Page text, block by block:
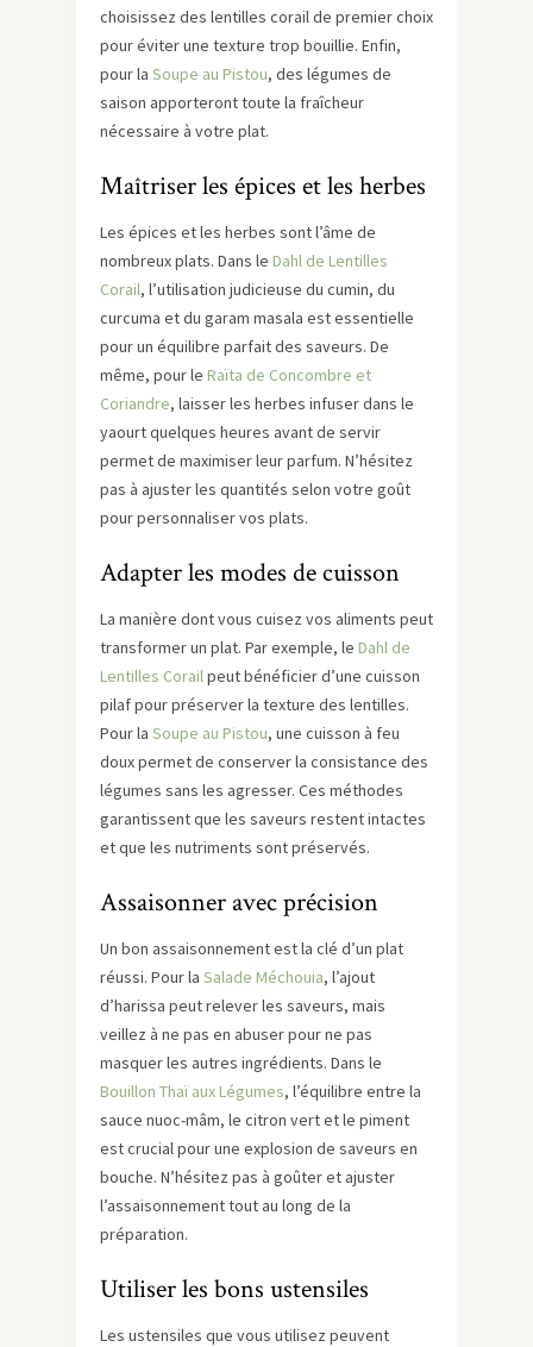
choisissez des lentilles corail de premier choix
pour éviter une texture trop bouillie. Enfin,
pour la Soupe au Pistou, des légumes de
saison apporteront toute la fraîcheur
nécessaire à votre plat.
Maîtriser les épices et les herbes
Les épices et les herbes sont l’âme de
nombreux plats. Dans le Dahl de Lentilles
Corail, l’utilisation judicieuse du cumin, du
curcuma et du garam masala est essentielle
pour un équilibre parfait des saveurs. De
même, pour le Raïta de Concombre et
Coriandre, laisser les herbes infuser dans le
yaourt quelques heures avant de servir
permet de maximiser leur parfum. N’hésitez
pas à ajuster les quantités selon votre goût
pour personnaliser vos plats.
Adapter les modes de cuisson
La manière dont vous cuisez vos aliments peut
transformer un plat. Par exemple, le Dahl de
Lentilles Corailpeut bénéficier d’une cuisson
pilaf pour préserver la texture des lentilles.
Pour la Soupe au Pistou, une cuisson à feu
doux permet de conserver la consistance des
légumes sans les agresser. Ces méthodes
garantissent que les saveurs restent intactes
et que les nutriments sont préservés.
Assaisonner avec précision
Un bon assaisonnement est la clé d’un plat
réussi. Pour la Salade Méchouia, l’ajout
d’harissa peut relever les saveurs, mais
veillez à ne pas en abuser pour ne pas
masquer les autres ingrédients. Dans le
Bouillon Thaï aux Légumes, l’équilibre entre la
sauce nuoc-mâm, le citron vert et le piment
est crucial pour une explosion de saveurs en
bouche. N’hésitez pas à goûter et ajuster
l’assaisonnement tout au long de la
préparation.
Utiliser les bons ustensiles
Les ustensiles que vous utilisez peuvent